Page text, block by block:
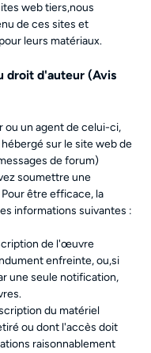
web tiers,nous
de ces sites et
leurs matériaux.
droit d'auteur (Avis
ou un agent de celui-ci,
sur le site web de
de forum)
soumettre une
être efficace, la
informations suivantes :
de l'œuvre
enfreinte, ou,si
une seule notification,
du matériel
ou dont l'accès doit
raisonnablement